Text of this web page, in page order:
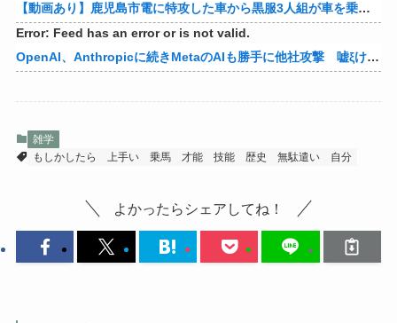
【動画あり】鹿児島市電に特攻した車から黒服3人組が車を乗り捨てて逃走
Error: Feed has an error or is not valid.
OpenAI、Anthropicに続きMetaのAIも勝手に他社攻撃 嘘ξけど何これ流行ってんの？
雑学
もしかしたら
上手い 乗馬 才能 技能 歴史 無駄遣い 自分
よかったらシェアしてね！